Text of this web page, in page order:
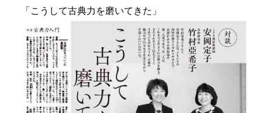
「こうして古典力を磨いてきた」